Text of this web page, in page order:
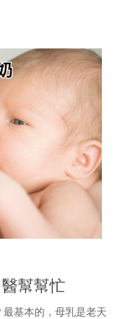
幫幫忙
基本的，母乳是老天